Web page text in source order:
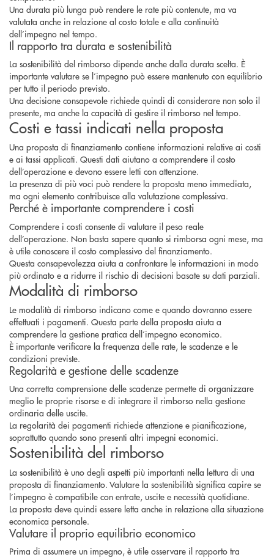
Una durata più lunga può rendere le rate più contenute, ma va
valutata anche in relazione al costo totale e alla continuità
dell’impegno nel tempo.
Il rapporto tra durata e sostenibilità
La sostenibilità del rimborso dipende anche dalla durata scelta. È
importante valutare se l’impegno può essere mantenuto con equilibrio
per tutto il periodo previsto.
Una decisione consapevole richiede quindi di considerare non solo il
presente, ma anche la capacità di gestire il rimborso nel tempo.
Costi e tassi indicati nella proposta
Una proposta di finanziamento contiene informazioni relative ai costi
e ai tassi applicati. Questi dati aiutano a comprendere il costo
dell’operazione e devono essere letti con attenzione.
La presenza di più voci può rendere la proposta meno immediata,
ma ogni elemento contribuisce alla valutazione complessiva.
Perché è importante comprendere i costi
Comprendere i costi consente di valutare il peso reale
dell’operazione. Non basta sapere quanto si rimborsa ogni mese, ma
è utile conoscere il costo complessivo del finanziamento.
Questa consapevolezza aiuta a confrontare le informazioni in modo
più ordinato e a ridurre il rischio di decisioni basate su dati parziali.
Modalità di rimborso
Le modalità di rimborso indicano come e quando dovranno essere
effettuati i pagamenti. Questa parte della proposta aiuta a
comprendere la gestione pratica dell’impegno economico.
È importante verificare la frequenza delle rate, le scadenze e le
condizioni previste.
Regolarità e gestione delle scadenze
Una corretta comprensione delle scadenze permette di organizzare
meglio le proprie risorse e di integrare il rimborso nella gestione
ordinaria delle uscite.
La regolarità dei pagamenti richiede attenzione e pianificazione,
soprattutto quando sono presenti altri impegni economici.
Sostenibilità del rimborso
La sostenibilità è uno degli aspetti più importanti nella lettura di una
proposta di finanziamento. Valutare la sostenibilità significa capire se
l’impegno è compatibile con entrate, uscite e necessità quotidiane.
La proposta deve quindi essere letta anche in relazione alla situazione
economica personale.
Valutare il proprio equilibrio economico
Prima di assumere un impegno, è utile osservare il rapporto tra